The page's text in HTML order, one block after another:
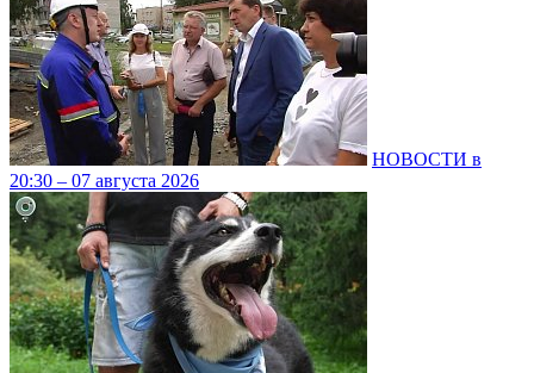
НОВОСТИ в
20:30 – 07 августа 2026